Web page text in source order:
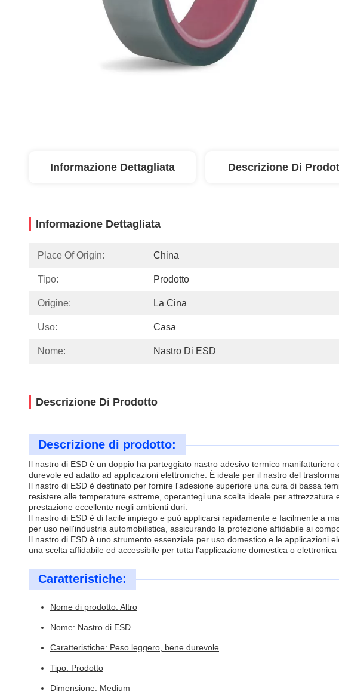
Informazione Dettagliata Descrizione Di
Informazione Dettagliata
Place Of Origin: China
Tipo: Prodotto
Origine: La Cina
Uso: Casa
Nome: Nastro Di ESD
Descrizione Di Prodotto
Descrizione di prodotto:
Il nastro di ESD è un doppio ha parteggiato nastro adesivo termico
durevole ed adatto ad applicazioni elettroniche. È ideale per il nastro del
Il nastro di ESD è destinato per fornire l'adesione superiore una cura di bassa
resistere alle temperature estreme, operantegi una scelta ideale per
prestazione eccellente negli ambienti duri.
Il nastro di ESD è di facile impiego e può applicarsi rapidamente e facilmente a
per uso nell'industria automobilistica, assicurando la protezione affidabile ai
Il nastro di ESD è uno strumento essenziale per uso domestico e le applicazioni
una scelta affidabile ed accessibile per tutta l'applicazione domestica o
Caratteristiche:
Nome di prodotto: Altro
Nome: Nastro di ESD
Caratteristiche: Peso leggero, bene durevole
Tipo: Prodotto
Dimensione: Medium